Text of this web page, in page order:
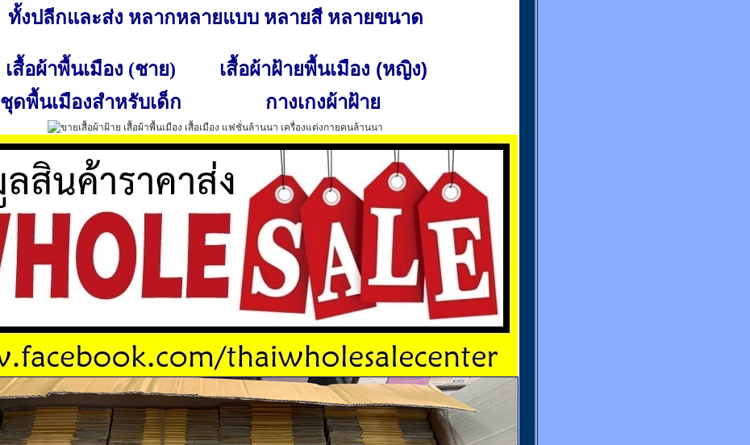
ทั้งปลีกและส่ง หลากหลายแบบ หลายสี หลายขนาด
เสื้อผ้าพื้นเมือง (ชาย)
เสื้อผ้าฝ้ายพื้นเมือง (หญิง)
ชุดพื้นเมืองสำหรับเด็ก
กางเกงผ้าฝ้าย